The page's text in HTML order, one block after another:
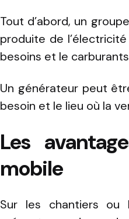
Tout d’abord, un
produite de
besoins et le
Un générateur peut
besoin et le lieu où la
Les
mobile
Sur les chantiers ou